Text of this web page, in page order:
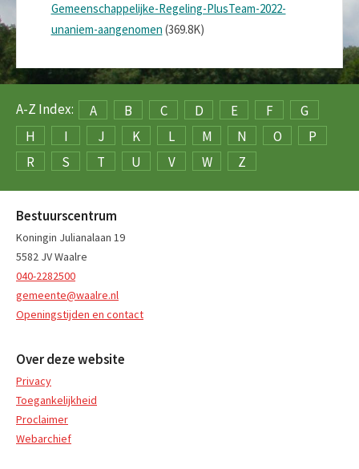
Gemeenschappelijke-Regeling-PlusTeam-2022-
unaniem-aangenomen (369.8K)
A-Z Index: A B C D E F
G
H
I J K L M N O
P
R
S T U V W Z
Bestuurscentrum
Koningin Julianalaan 19
5582 JV Waalre
040-2282500
gemeente@waalre.nl
Openingstijden en contact
Over deze website
Privacy
Toegankelijkheid
Proclaimer
Webarchief